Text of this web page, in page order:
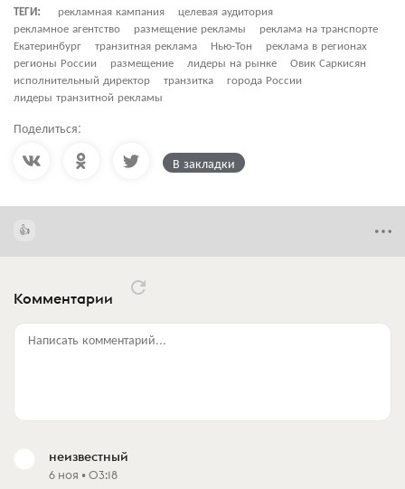
ТЕГИ:
рекламная кампания
целевая аудитория
рекламное агентство
размещение рекламы
реклама на транспорте
Екатеринбург
транзитная реклама Нью-Тон
реклама в регионах
регионы России
размещение лидеры на рынке
Овик Саркисян
исполнительный директор
транзитка
города России
лидеры транзитной рекламы
Поделиться:
В закладки
Комментарии
Написать комментарий...
неизвестный
6 ноя • 03:18